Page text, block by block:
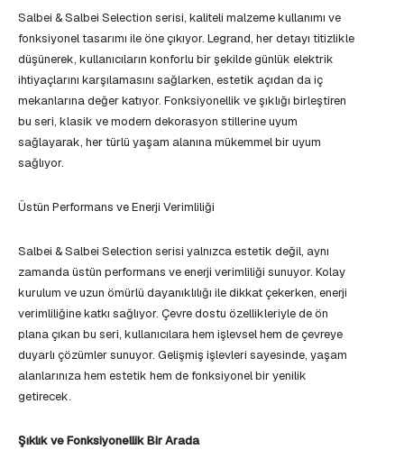
Salbei & Salbei Selection serisi, kaliteli malzeme kullanımı ve
fonksiyonel tasarımı ile öne çıkıyor. Legrand, her detayı titizlikle
düşünerek, kullanıcıların konforlu bir şekilde günlük elektrik
ihtiyaçlarını karşılamasını sağlarken, estetik açıdan da iç
mekanlarına değer katıyor. Fonksiyonellik ve şıklığı birleştiren
bu seri, klasik ve modern dekorasyon stillerine uyum
sağlayarak, her türlü yaşam alanına mükemmel bir uyum
sağlıyor.
Üstün Performans ve Enerji Verimliliği
Salbei & Salbei Selection serisi yalnızca estetik değil, aynı
zamanda üstün performans ve enerji verimliliği sunuyor. Kolay
kurulum ve uzun ömürlü dayanıklılığı ile dikkat çekerken, enerji
verimliliğine katkı sağlıyor. Çevre dostu özellikleriyle de ön
plana çıkan bu seri, kullanıcılara hem işlevsel hem de çevreye
duyarlı çözümler sunuyor. Gelişmiş işlevleri sayesinde, yaşam
alanlarınıza hem estetik hem de fonksiyonel bir yenilik
getirecek.
Şıklık ve Fonksiyonellik Bir Arada